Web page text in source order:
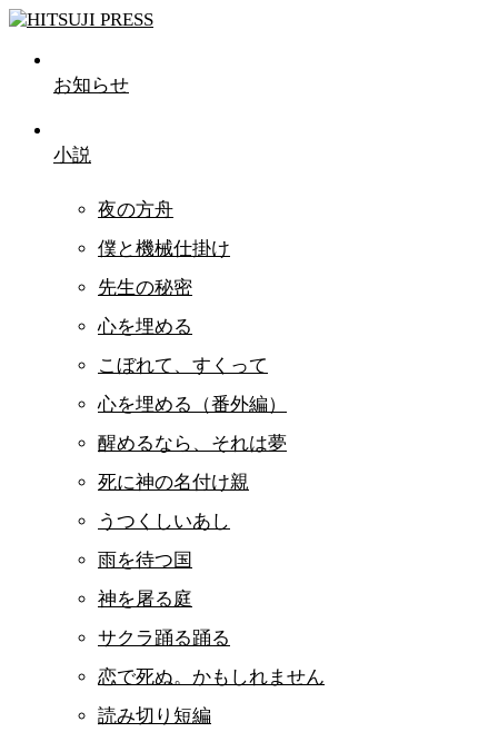
お知らせ
小説
夜の方舟
僕と機械仕掛け
先生の秘密
心を埋める
こぼれて、すくって
心を埋める（番外編）
醒めるなら、それは夢
死に神の名付け親
うつくしいあし
雨を待つ国
神を屠る庭
サクラ踊る踊る
恋で死ぬ。かもしれません
読み切り短編